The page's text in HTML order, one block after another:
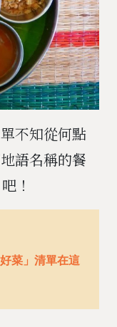
不知從何點
語名稱的餐
！
菜」清單在這